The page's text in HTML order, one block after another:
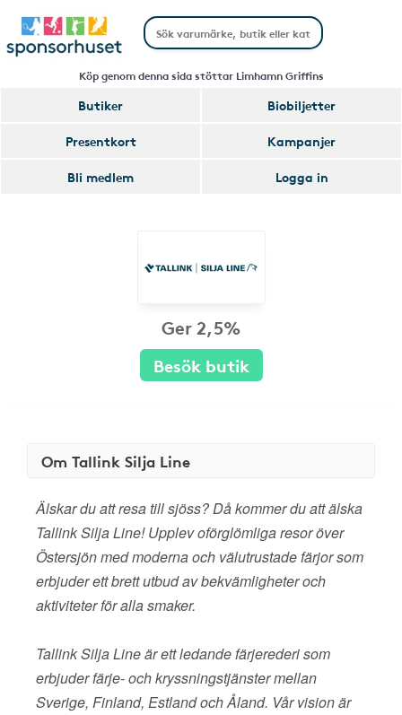
Köp genom denna sida stöttar Limhamn Griffins
Butiker
Biobiljetter
Presentkort
Kampanjer
Bli medlem
Logga in
Ger 2,5%
Besök butik
Om Tallink Silja Line
Älskar du att resa till sjöss? Då kommer du att älska
Tallink Silja Line! Upplev oförglömliga resor över
Östersjön med moderna och välutrustade färjor som
erbjuder ett brett utbud av bekvämligheter och
aktiviteter för alla smaker.
Tallink Silja Line är ett ledande färjerederi som
erbjuder färje- och kryssningstjänster mellan
Sverige, Finland, Estland och Åland. Vår vision är